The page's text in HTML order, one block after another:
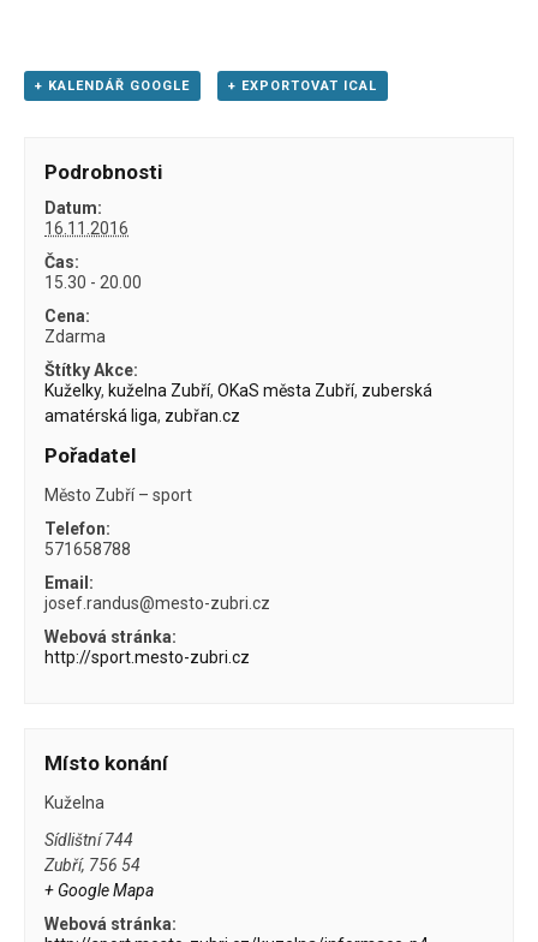
+ KALENDÁŘ GOOGLE + EXPORTOVAT ICAL
Podrobnosti
Datum:
16.11.2016
Čas:
15.30 - 20.00
Cena:
Zdarma
Štítky Akce:
Kuželky, kuželna Zubří,OKaS města Zubří, zuberská
amatérská liga, zubřan.cz
Pořadatel
Město Zubří – sport
Telefon:
571658788
Email:
josef.randus@mesto-zubri.cz
Webová stránka:
http://sport.mesto-zubri.cz
Místo konání
Kuželna
Sídlištní 744
Zubří, 756 54
+ Google Mapa
Webová stránka: